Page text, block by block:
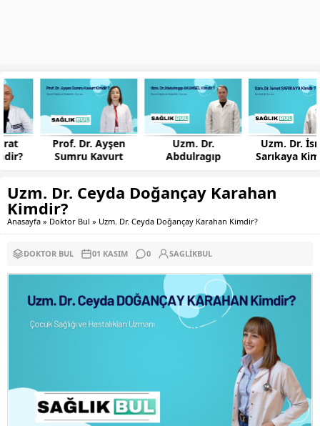
Prof. Dr. Ayşen
Sumru Kavurt
Uzm. Dr.
Abdulragıp
Uzm. Dr. İsmet
Sarıkaya Kimdir?
Uzm. Dr. Ceyda Doğançay Karahan
Kimdir?
Anasayfa » Doktor Bul » Uzm. Dr. Ceyda Doğançay Karahan Kimdir?
DOKTOR BUL 01 KASIM 0 SAGLIKBUL